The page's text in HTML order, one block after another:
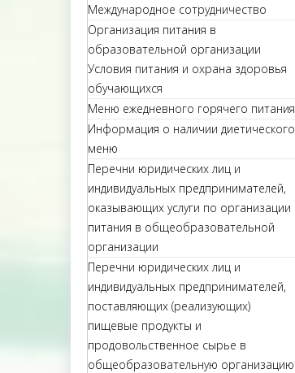
Международное сотрудничество
Организация питания в
образовательной организации
Условия питания и охрана здоровья
обучающихся
Меню ежедневного горячего питания
Информация о наличии диетического
меню
Перечни юридических лиц и
индивидуальных предпринимателей,
оказывающих услуги по организации
питания в общеобразовательной
организации
Перечни юридических лиц и
индивидуальных предпринимателей,
поставляющих (реализующих)
пищевые продукты и
продовольственное сырье в
общеобразовательную организацию